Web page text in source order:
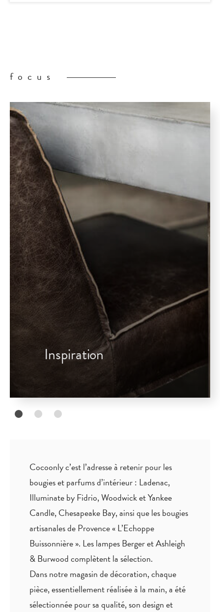
focus
Inspiration
Cocoonly c’est l’adresse à retenir pour les
bougies et parfums d’intérieur : Ladenac,
Illuminate by Fidrio, Woodwick et Yankee
Candle, Chesapeake Bay, ainsi que les bougies
artisanales de Provence « L’Echoppe
Buissonnière ». Les lampes Berger et Ashleigh
& Burwood complètent la sélection.
Dans notre magasin de décoration, chaque
pièce,essentiellement réalisée à la main, a été
sélectionnée pour sa qualité, son design et